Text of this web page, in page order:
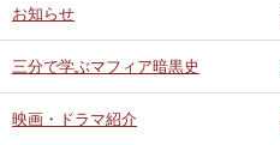
お知らせ
三分で学ぶマフィア暗黒史
映画・ドラマ紹介